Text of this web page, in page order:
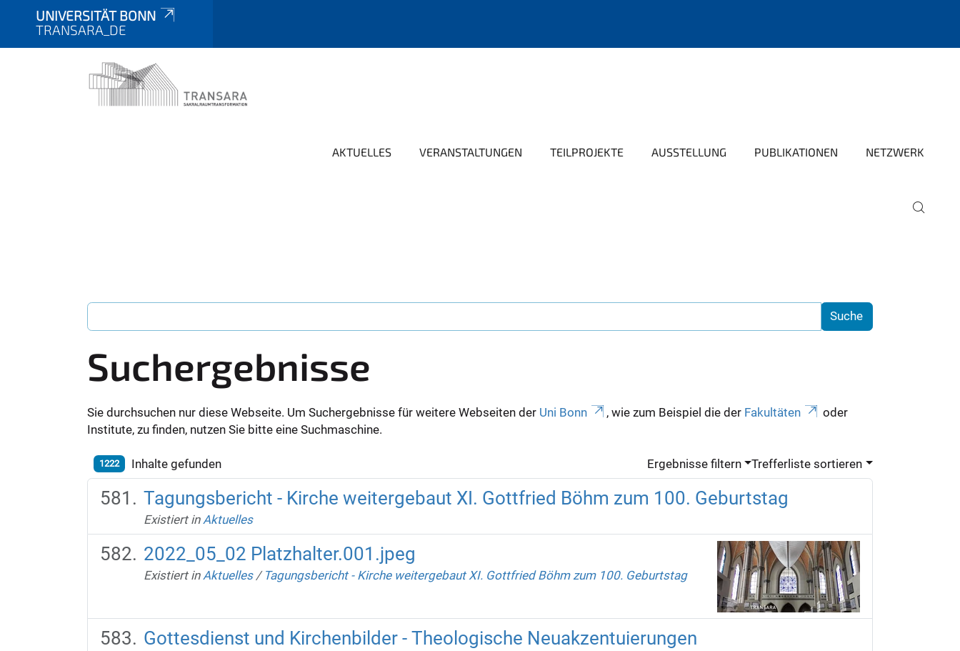
UNIVERSITÄT BONN
TRANSARA_DE
AKTUELLES VERANSTALTUNGEN TEILPROJEKTE AUSSTELLUNG PUBLIKATIONEN NETZWERK
Suchergebnisse
Sie durchsuchen nur diese Webseite. Um Suchergebnisse für weitere Webseiten der Uni Bonn , wie zum Beispiel die der Fakultäten
oder
Institute, zu finden, nutzen Sie bitte eine Suchmaschine.
1222 Inhalte gefunden Ergebnisse filtern Trefferliste sortieren
Tagungsbericht - Kirche weitergebaut XI. Gottfried Böhm zum 100. Geburtstag
Existiert in Aktuelles
2022_05_02 Platzhalter.001.jpeg
Existiert in Aktuelles / Tagungsbericht - Kirche weitergebaut XI. Gottfried Böhm zum 100. Geburtstag
Gottesdienst und Kirchenbilder - Theologische Neuakzentuierungen